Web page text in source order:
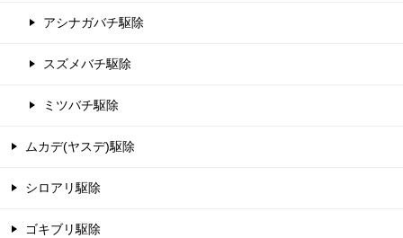
アシナガバチ駆除
スズメバチ駆除
ミツバチ駆除
ムカデ(ヤスデ)駆除
シロアリ駆除
ゴキブリ駆除